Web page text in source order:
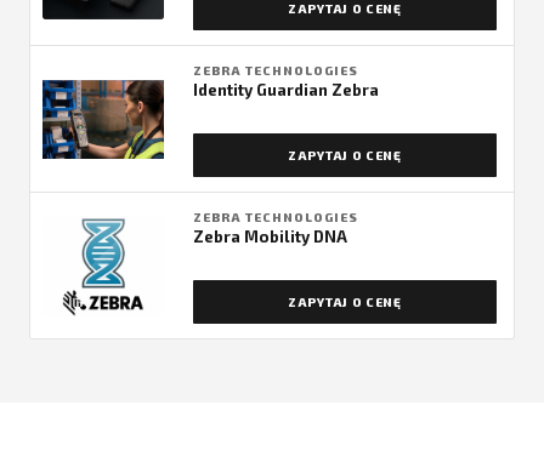
ZAPYTAJ O CENĘ
ZEBRA TECHNOLOGIES
Identity Guardian Zebra
ZAPYTAJ O CENĘ
ZEBRA TECHNOLOGIES
Zebra Mobility DNA
ZAPYTAJ O CENĘ